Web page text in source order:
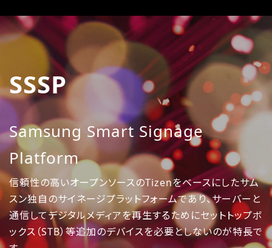
SSSP
Samsung Smart Signage
Platform
信頼性の高いオープンソースのTizenをベースにしたサム
スン独自のサイネージプラットフォームであり、サーバーと
通信してデジタルメディアを再生するためにセットトップボ
ックス（STB）等追加のデバイスを必要としないのが特長で